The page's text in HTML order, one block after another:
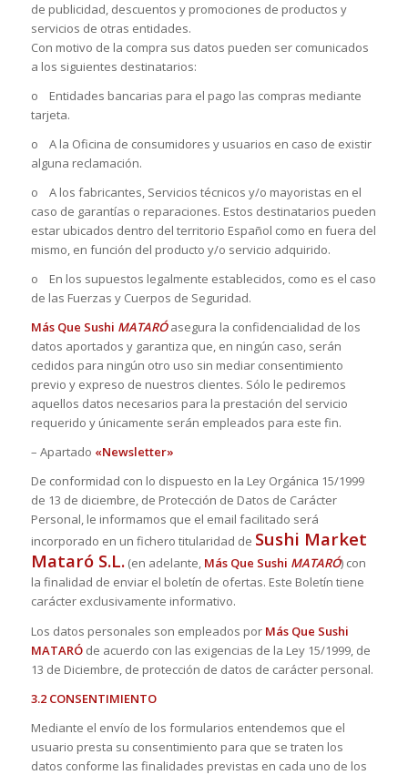
de publicidad, descuentos y promociones de productos y
servicios de otras entidades.
Con motivo de la compra sus datos pueden ser comunicados
a los siguientes destinatarios:
o Entidades bancarias para el pago las compras mediante
tarjeta.
o A la Oficina de consumidores y usuarios en caso de existir
alguna reclamación.
o A los fabricantes, Servicios técnicos y/o mayoristas en el
caso de garantías o reparaciones. Estos destinatarios pueden
estar ubicados dentro del territorio Español como en fuera del
mismo, en función del producto y/o servicio adquirido.
o En los supuestos legalmente establecidos, como es el caso
de las Fuerzas y Cuerpos de Seguridad.
Más Que Sushi MATARÓ asegura la confidencialidad de los
datos aportados y garantiza que, en ningún caso, serán
cedidos para ningún otro uso sin mediar consentimiento
previo y expreso de nuestros clientes. Sólo le pediremos
aquellos datos necesarios para la prestación del servicio
requerido y únicamente serán empleados para este fin.
– Apartado «Newsletter»
De conformidad con lo dispuesto en la Ley Orgánica 15/1999
de 13 de diciembre, de Protección de Datos de Carácter
Personal, le informamos que el email facilitado será
incorporado en un fichero titularidad de Sushi Market
Mataró S.L.(en adelante, Más Que Sushi MATARÓ) con
la finalidad de enviar el boletín de ofertas. Este Boletín tiene
carácter exclusivamente informativo.
Los datos personales son empleados por Más Que Sushi
MATARÓ de acuerdo con las exigencias de la Ley 15/1999, de
13 de Diciembre, de protección de datos de carácter personal.
3.2 CONSENTIMIENTO
Mediante el envío de los formularios entendemos que el
usuario presta su consentimiento para que se traten los
datos conforme las finalidades previstas en cada uno de los